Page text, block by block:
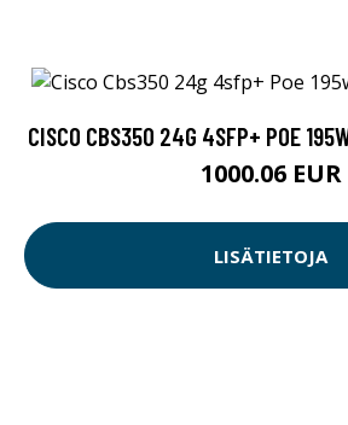
CISCO CBS350 24G 4SFP+ POE
1000.06 EUR
LISÄTIETOJA